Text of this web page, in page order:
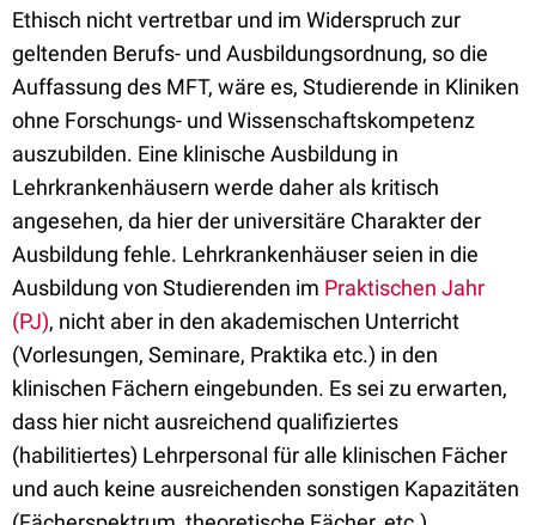
Ethisch nicht vertretbar und im Widerspruch zur
geltenden Berufs- und Ausbildungsordnung, so die
Auffassung des MFT, wäre es, Studierende in Kliniken
ohne Forschungs- und Wissenschaftskompetenz
auszubilden. Eine klinische Ausbildung in
Lehrkrankenhäusern werde daher als kritisch
angesehen, da hier der universitäre Charakter der
Ausbildung fehle. Lehrkrankenhäuser seien in die
Ausbildung von Studierenden im Praktischen Jahr
(PJ), nicht aber in den akademischen Unterricht
(Vorlesungen, Seminare, Praktika etc.) in den
klinischen Fächern eingebunden. Es sei zu erwarten,
dass hier nicht ausreichend qualifiziertes
(habilitiertes) Lehrpersonal für alle klinischen Fächer
und auch keine ausreichenden sonstigen Kapazitäten